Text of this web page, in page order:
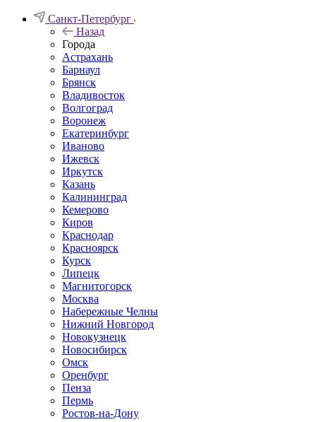
Санкт-Петербург
Назад
Города
Астрахань
Барнаул
Брянск
Владивосток
Волгоград
Воронеж
Екатеринбург
Иваново
Ижевск
Иркутск
Казань
Калининград
Кемерово
Киров
Краснодар
Красноярск
Курск
Липецк
Магнитогорск
Москва
Набережные Челны
Нижний Новгород
Новокузнецк
Новосибирск
Омск
Оренбург
Пенза
Пермь
Ростов-на-Дону